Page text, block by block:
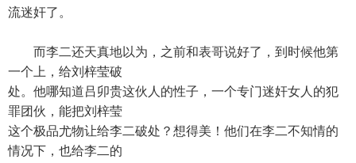
流迷奸了。
而李二还天真地以为，之前和表哥说好了，到时候他第
一个上，给刘梓莹破
处。他哪知道吕卯贵这伙人的性子，一个专门迷奸女人的犯
罪团伙，能把刘梓莹
这个极品尤物让给李二破处？想得美！他们在李二不知情的
情况下，也给李二的